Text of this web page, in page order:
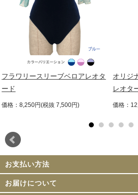
フラワリースリーブベロアレオタ
ード
価格：8,250円(税抜 7,500円)
オリジ
レオタ
価格：
お支払い方法
お届けについて